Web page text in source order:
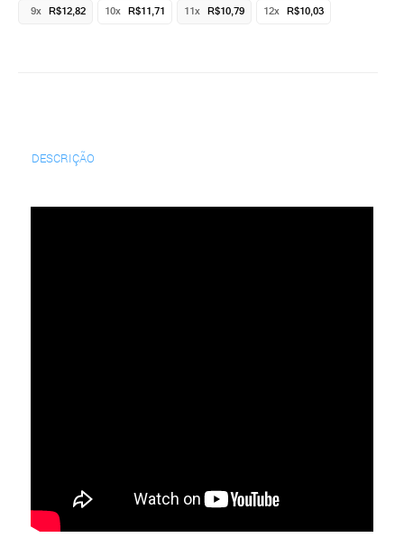
9x R$12,82 10x R$11,71 11x R$10,79 12x R$10,03
DESCRIÇÃO